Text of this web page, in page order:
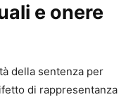
presso la
Commissione di
ed
pubblicazioni su
e GDPR.
e onere
della sentenza per
di rappresentanza